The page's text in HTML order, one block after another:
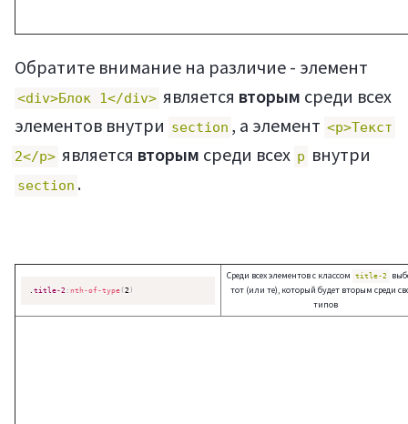
Регистрация
Обратите внимание на различие - элемент
<div>Блок 1</div> является вторым среди всех
элементов внутри seсtion , а элемент <p>Текст
2</p> является вторым среди всех p внутри
section .
title-2 : nth-of-type( 2 )
Среди всех элементов с классом title-2
тот (или те), который будет вторым среди
типов